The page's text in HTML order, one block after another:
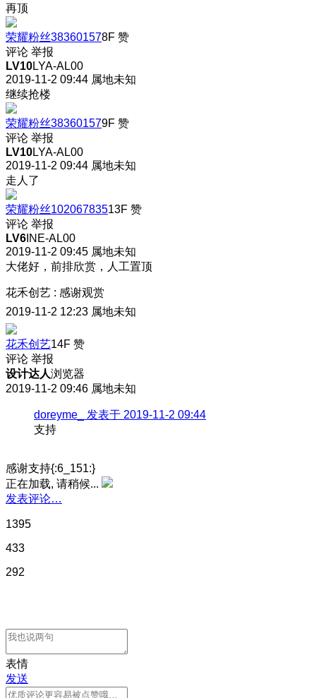
再顶
荣耀粉丝383601578F 赞
评论 举报
LV10LYA-AL00
2019-11-2 09:44 属地未知
继续抢楼
荣耀粉丝383601579F 赞
评论 举报
LV10LYA-AL00
2019-11-2 09:44 属地未知
走人了
荣耀粉丝10206783513F 赞
评论 举报
LV6 INE-AL00
2019-11-2 09:45 属地未知
大佬好，前排欣赏，人工置顶
花禾创艺 : 感谢观赏
2019-11-2 12:23 属地未知
花禾创艺14F 赞
评论 举报
设计达人浏览器
2019-11-2 09:46 属地未知
doreyme_ 发表于 2019-11-2 09:44
支持
感谢支持{:6_151:}
正在加载, 请稍候...
发表评论…
1395
433
292
表情
发送